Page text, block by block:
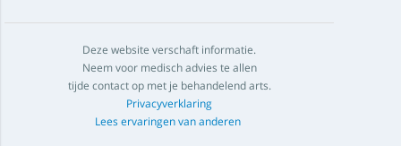
Deze website verschaft informatie.
Neem voor medisch advies te allen
tijde contact op met je behandelend arts.
Privacyverklaring
Lees ervaringen van anderen